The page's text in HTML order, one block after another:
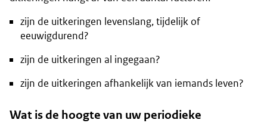
zijn de uitkeringen levenslang, tijdelijk of
eeuwigdurend?
zijn de uitkeringen al ingegaan?
zijn de uitkeringen afhankelijk van iemands leven?
Wat is de hoogte van uw periodieke